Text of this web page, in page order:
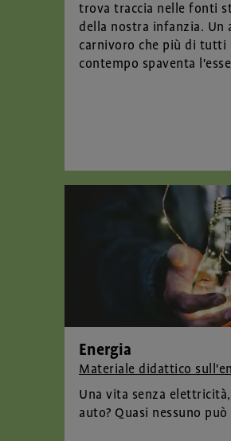
trova traccia nelle fonti
della nostra infanzia. Un
carnivoro che più di tutti
contempo spaventa
Energia
Materiale didattico
Una vita senza
auto? Quasi nessuno